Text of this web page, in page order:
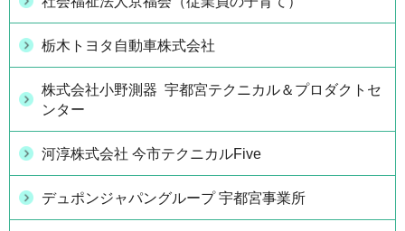
栃木トヨタ自動車株式会社
株式会社小野測器 宇都宮テクニカル＆プロダクトセ
ンター
河淳株式会社 今市テクニカルFive
デュポンジャパングループ 宇都宮事業所